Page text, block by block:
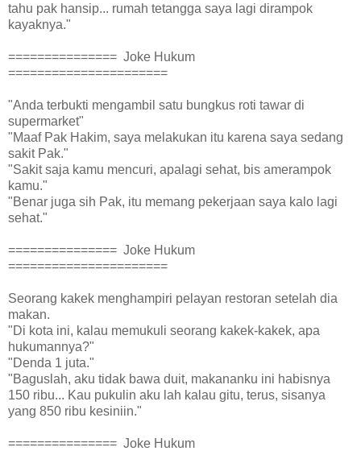
tahu pak hansip... rumah tetangga saya lagi dirampok
kayaknya."
=============== Joke Hukum
======================
"Anda terbukti mengambil satu bungkus roti tawar di
supermarket"
"Maaf Pak Hakim, saya melakukan itu karena saya sedang
sakit Pak."
"Sakit saja kamu mencuri, apalagi sehat, bis amerampok
kamu."
"Benar juga sih Pak, itu memang pekerjaan saya kalo lagi
sehat."
=============== Joke Hukum
======================
Seorang kakek menghampiri pelayan restoran setelah dia
makan.
"Di kota ini, kalau memukuli seorang kakek-kakek, apa
hukumannya?"
"Denda 1 juta."
"Baguslah, aku tidak bawa duit, makananku ini habisnya
150 ribu... Kau pukulin aku lah kalau gitu, terus, sisanya
yang 850 ribu kesiniin."
=============== Joke Hukum